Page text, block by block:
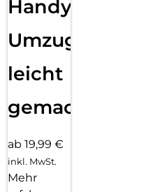
Handy
Umzug
leicht
gemacht!
ab 19,99 €
inkl. MwSt.
Mehr